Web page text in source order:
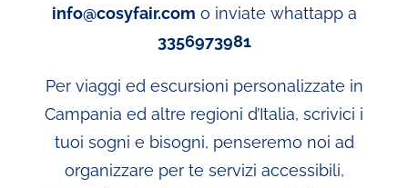
info@cosyfair.com o inviate whattapp a
3356973981
Per viaggi ed escursioni personalizzate in
Campania ed altre regioni d’Italia, scrivici i
tuoi sogni e bisogni, penseremo noi ad
organizzare per te servizi accessibili,